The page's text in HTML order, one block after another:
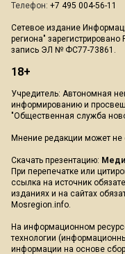
Телефон: +7 495 004-56-11
Сетевое издание
региона"
запись ЭЛ № ФС77-73861.
18+
Учредитель: Автономная
информированию и
"Общественная служба
Мнение редакции может не
Скачать презентацию:
При перепечатке или
ссылка на источник
изданиях и на сайтах
Mosregion.info.
На информационном
технологии
информации на основе